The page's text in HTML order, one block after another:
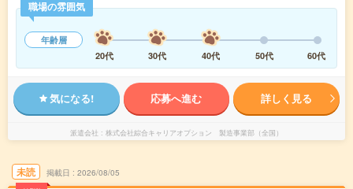
職場の雰囲気
年齢層
20代
30代 40代 50代 60代
気になる! 応募へ進む 詳しく見る
派遣会社 株式会社綜合キャリアオプション 製造事業部（全国）
未読 掲載日 2026/08/05